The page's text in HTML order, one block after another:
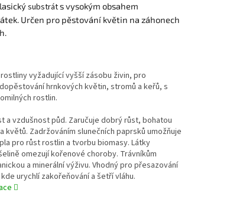
substráts vysokým obsahem
Určen pro pěstování květin na záhonech
vyžadující vyšší zásobu živin, pro
hrnkových květin, stromů a keřů, s
rostlin.
a vzdušnost půd. Zaručuje dobrý růst, bohatou
květů. Zadržováním slunečních paprsků umožňuje
pro růst rostlin a tvorbu biomasy. Látky
omezují kořenové choroby. Trávníkům
a minerální výživu. Vhodný pro přesazování
urychlí zakořeňování a šetří vláhu.